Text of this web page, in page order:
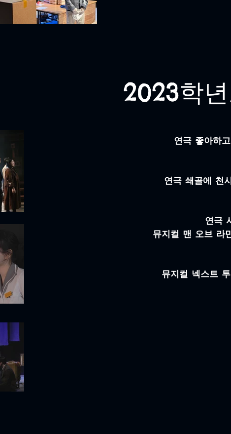
2023학
연극 좋아하
연극 쇄골에 천
연극
뮤지컬 맨 오브 라
뮤지컬 넥스트